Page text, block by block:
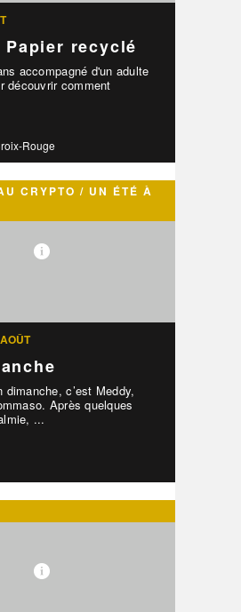
recyclé
accompagné d'un adulte
découvrir comment
Rouge
CRYPTO / UN ÉTÉ À
dimanche, c’est Meddy,
Après quelques
...